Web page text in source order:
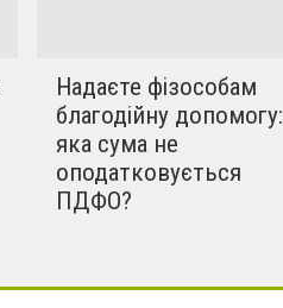
Надаєте фізособам
благодійну допомогу:
яка сума не
оподатковується
ПДФО?